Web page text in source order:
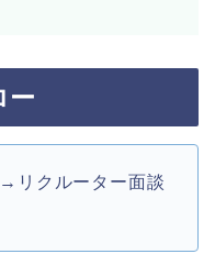
ー
リクルーター面談